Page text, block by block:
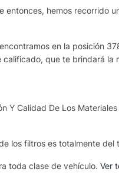
hemos recorrido
en la posición
que te brindará la
Calidad De Los
los filtros es totalmente del
toda clase de vehículo. Ver